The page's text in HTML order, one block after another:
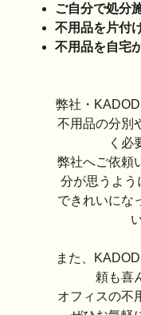
ご自分で処分
不用品を片付
不用品を自宅
弊社・
不用品の分別
く必
弊社へご依頼
分が思うよう
できれいにな
また、
頼も喜
オフィスの不